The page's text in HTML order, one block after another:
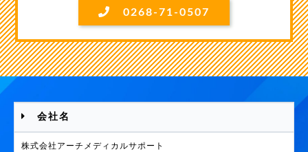
0268-71-0507
会社名
株式会社アーチメディカルサポート